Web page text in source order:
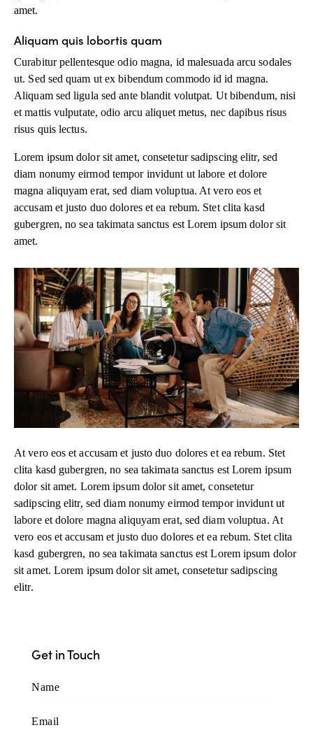
amet.
Aliquam quis lobortis quam
Curabitur pellentesque odio magna, id malesuada arcu sodales
ut. Sed sed quam ut ex bibendum commodo id id magna.
Aliquam sed ligula sed ante blandit volutpat. Ut bibendum, nisi
et mattis vulputate, odio arcu aliquet metus, nec dapibus risus
risus quis lectus.
Lorem ipsum dolor sit amet, consetetur sadipscing elitr, sed
diam nonumy eirmod tempor invidunt ut labore et dolore
magna aliquyam erat, sed diam voluptua. At vero eos et
accusam et justo duo dolores et ea rebum. Stet clita kasd
gubergren, no sea takimata sanctus est Lorem ipsum dolor sit
amet.
At vero eos et accusam et justo duo dolores et ea rebum. Stet
clita kasd gubergren, no sea takimata sanctus est Lorem ipsum
dolor sit amet. Lorem ipsum dolor sit amet, consetetur
sadipscing elitr, sed diam nonumy eirmod tempor invidunt ut
labore et dolore magna aliquyam erat, sed diam voluptua. At
vero eos et accusam et justo duo dolores et ea rebum. Stet clita
kasd gubergren, no sea takimata sanctus est Lorem ipsum dolor
sit amet. Lorem ipsum dolor sit amet, consetetur sadipscing
elitr.
Get in Touch